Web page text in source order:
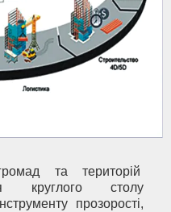
та територій
круглого столу
прозорості,